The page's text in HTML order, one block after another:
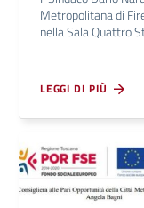
Metropolitana di
nella Sala Quattro
LEGGI DI PIÙ